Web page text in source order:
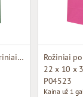
Tamsiai žalipopieriniai maišeliai su susuktomis rankenomis
22 x 10 x
P04523
Kaina už 1